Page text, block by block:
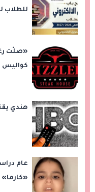
للطلاب
«صلّت
كواليس
هندي
عام